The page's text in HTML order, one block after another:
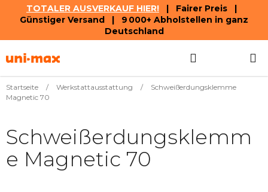
TOTALER AUSVERKAUF HIER! | Fairer Preis |
Günstiger Versand | 9 000+ Abholstellen in ganz
Deutschland
Inhalt
Startseite / Werkstattausstattung /
Schweißerdungsklemme
Magnetic 70
Schweißerdungsklemm
e Magnetic 70